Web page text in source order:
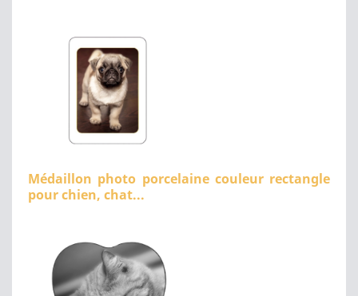
Médaillon photo porcelaine couleur rectangle
pour chien, chat...